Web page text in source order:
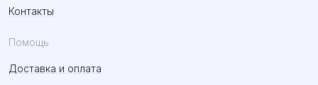
Контакты
Помощь
Доставка и оплата